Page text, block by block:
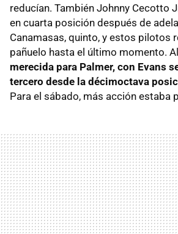
reducían. También Johnny Cecotto
en cuarta posición después de
Canamasas, quinto, y estos pilotos
pañuelo hasta el último momento.
merecida para Palmer, con Evans
tercero desde la décimoctava
Para el sábado, más acción estaba